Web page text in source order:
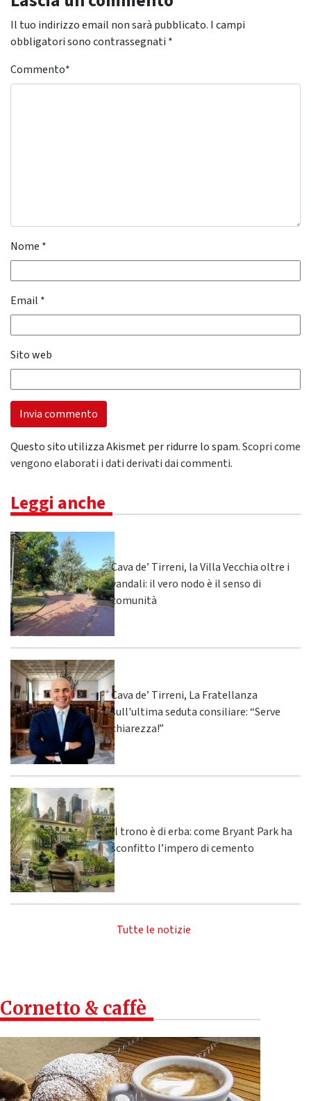
Il tuo indirizzo email non sarà pubblicato. I campi
obbligatori sono contrassegnati *
Commento*
Nome *
Email *
Sito web
Questo sito utilizza Akismet per ridurre lo spam.Scopri come
vengono elaborati i dati derivati dai commenti.
Leggi anche
Cava de’ Tirreni, la Villa Vecchia oltre i
vandali: il vero nodo è il senso di
comunità
Cava de’ Tirreni, La Fratellanza
sull'ultima seduta consiliare: “Serve
chiarezza!”
Il trono è di erba: come Bryant Park ha
sconfitto l’impero di cemento
Tutte le notizie
Cornetto & caffè